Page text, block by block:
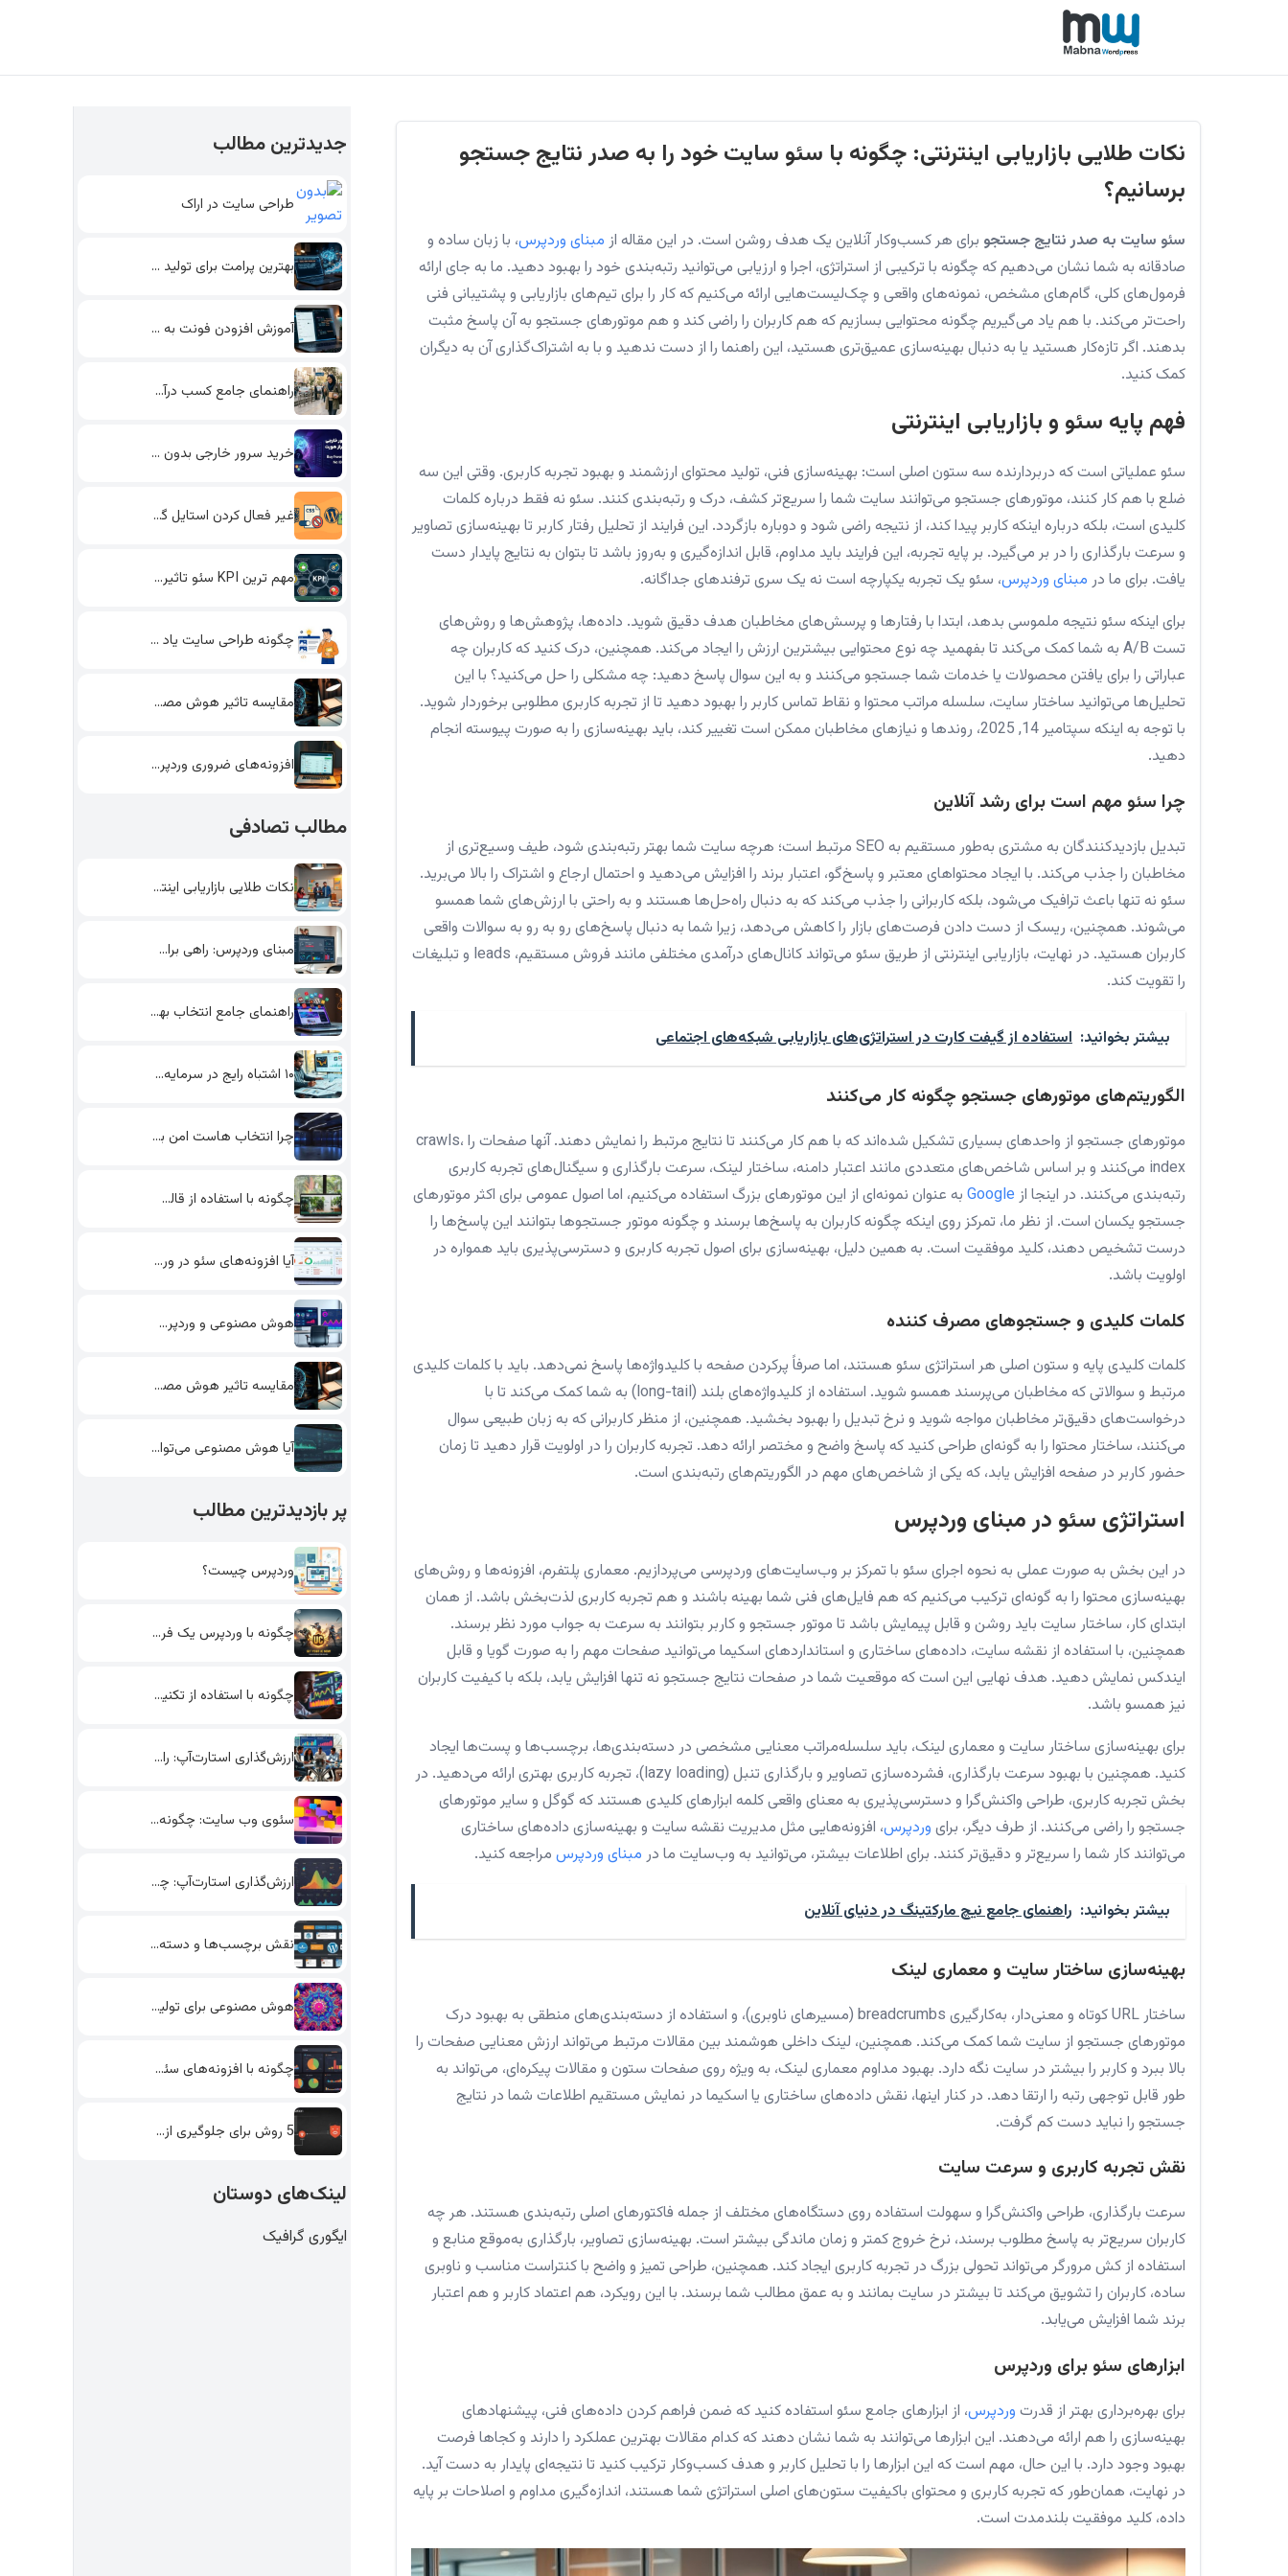
نکات طلایی بازاریابی اینترنتی: چگونه با سئو سایت خود را به صدر نتایج جستجو
برسانیم؟
سئو سایت به صدر نتایج جستجو برای هر کسب‌وکار آنلاین یک هدف روشن است. در این مقاله از مبنای وردپرس، با زبان ساده و
صادقانه به شما نشان می‌دهیم که چگونه با ترکیبی از استراتژی، اجرا و ارزیابی می‌توانید رتبه‌بندی خود را بهبود دهید. ما به جای ارائه
فرمول‌های کلی، گام‌های مشخص، نمونه‌های واقعی و چک‌لیست‌هایی ارائه می‌کنیم که کار را برای تیم‌های بازاریابی و پشتیبانی فنی
راحت‌تر می‌کند. با هم یاد می‌گیریم چگونه محتوایی بسازیم که هم کاربران را راضی کند و هم موتورهای جستجو به آن پاسخ مثبت
بدهند. اگر تازه‌کار هستید یا به دنبال بهینه‌سازی عمیق‌تری هستید، این راهنما را از دست ندهید و با به اشتراک‌گذاری آن به دیگران
کمک کنید.
فهم پایه سئو و بازاریابی اینترنتی
سئو عملیاتی است که دربردارنده سه ستون اصلی است: بهینه‌سازی فنی، تولید محتوای ارزشمند و بهبود تجربه کاربری. وقتی این سه
ضلع با هم کار کنند، موتورهای جستجو می‌توانند سایت شما را سریع‌تر کشف، درک و رتبه‌بندی کنند. سئو نه فقط درباره کلمات
کلیدی است، بلکه درباره اینکه کاربر پیدا کند، از نتیجه راضی شود و دوباره بازگردد. این فرایند از تحلیل رفتار کاربر تا بهینه‌سازی تصاویر
و سرعت بارگذاری را در بر می‌گیرد. بر پایه تجربه، این فرایند باید مداوم، قابل اندازه‌گیری و به‌روز باشد تا بتوان به نتایج پایدار دست
یافت. برای ما در مبنای وردپرس، سئو یک تجربه یکپارچه است نه یک سری ترفند‌های جداگانه.
برای اینکه سئو نتیجه ملموسی بدهد، ابتدا با رفتارها و پرسش‌های مخاطبان هدف دقیق شوید. داده‌ها، پژوهش‌ها و روش‌های
تست A/B به شما کمک می‌کند تا بفهمید چه نوع محتوایی بیشترین ارزش را ایجاد می‌کند. همچنین، درک کنید که کاربران چه
عباراتی را برای یافتن محصولات یا خدمات شما جستجو می‌کنند و به این سوال پاسخ دهید: چه مشکلی را حل می‌کنید؟ با این
تحلیل‌ها می‌توانید ساختار سایت، سلسله مراتب محتوا و نقاط تماس کاربر را بهبود دهید تا از تجربه کاربری مطلوبی برخوردار شوید.
با توجه به اینکه سپتامير 14, 2025، روندها و نیازهای مخاطبان ممکن است تغییر کند، باید بهینه‌سازی را به صورت پیوسته انجام
دهید.
چرا سئو مهم است برای رشد آنلاین
تبدیل بازدیدکنندگان به مشتری به‌طور مستقیم به SEO مرتبط است؛ هرچه سایت شما بهتر رتبه‌بندی شود، طیف وسیع‌تری از
مخاطبان را جذب می‌کند. با ایجاد محتواهای معتبر و پاسخ‌گو، اعتبار برند را افزایش می‌دهید و احتمال ارجاع و اشتراک را بالا می‌برید.
سئو نه تنها باعث ترافیک می‌شود، بلکه کاربرانی را جذب می‌کند که به دنبال راه‌حل‌ها هستند و به راحتی با ارزش‌های شما همسو
می‌شوند. همچنین، ریسک از دست دادن فرصت‌های بازار را کاهش می‌دهد، زیرا شما به دنبال پاسخ‌های رو به رو به سوالات واقعی
کاربران هستید. در نهایت، بازاریابی اینترنتی از طریق سئو می‌تواند کانال‌های درآمدی مختلفی مانند فروش مستقیم، leads و تبلیغات
را تقویت کند.
بیشتر بخوانید: استفاده از گیفت کارت در استراتژی‌های بازاریابی شبکه‌های اجتماعی
الگوریتم‌های موتورهای جستجو چگونه کار می‌کنند
موتورهای جستجو از واحدهای بسیاری تشکیل شده‌اند که با هم کار می‌کنند تا نتایج مرتبط را نمایش دهند. آنها صفحات را crawls،
index می‌کنند و بر اساس شاخص‌های متعددی مانند اعتبار دامنه، ساختار لینک، سرعت بارگذاری و سیگنال‌های تجربه کاربری
رتبه‌بندی می‌کنند. در اینجا از Google به عنوان نمونه‌ای از این موتورهای بزرگ استفاده می‌کنیم، اما اصول عمومی برای اکثر موتورهای
جستجو یکسان است. از نظر ما، تمرکز روی اینکه چگونه کاربران به پاسخ‌ها برسند و چگونه موتور جستجوها بتوانند این پاسخ‌ها را
درست تشخیص دهند، کلید موفقیت است. به همین دلیل، بهینه‌سازی برای اصول تجربه کاربری و دسترسی‌پذیری باید همواره در
اولویت باشد.
کلمات کلیدی و جستجوهای مصرف کننده
کلمات کلیدی پایه و ستون اصلی هر استراتژی سئو هستند، اما صرفاً پرکردن صفحه با کلیدواژه‌ها پاسخ نمی‌دهد. باید با کلمات کلیدی
مرتبط و سوالاتی که مخاطبان می‌پرسند همسو شوید. استفاده از کلیدواژه‌های بلند (long-tail) به شما کمک می‌کند تا با
درخواست‌های دقیق‌تر مخاطبان مواجه شوید و نرخ تبدیل را بهبود بخشید. همچنین، از منظر کاربرانی که به زبان طبیعی سوال
می‌کنند، ساختار محتوا را به گونه‌ای طراحی کنید که پاسخ واضح و مختصر ارائه دهد. تجربه کاربران را در اولویت قرار دهید تا زمان
حضور کاربر در صفحه افزایش یابد، که یکی از شاخص‌های مهم در الگوریتم‌های رتبه‌بندی است.
استراتژی سئو در مبنای وردپرس
در این بخش به صورت عملی به نحوه اجرای سئو با تمرکز بر وب‌سایت‌های وردپرسی می‌پردازیم. معماری پلتفرم، افزونه‌ها و روش‌های
بهینه‌سازی محتوا را به گونه‌ای ترکیب می‌کنیم که هم فایل‌های فنی شما بهینه باشند و هم تجربه کاربری لذت‌بخش باشد. از همان
ابتدای کار، ساختار سایت باید روشن و قابل پیمایش باشد تا موتور جستجو و کاربر بتوانند به سرعت به جواب مورد نظر برسند.
همچنین، با استفاده از نقشه سایت، داده‌های ساختاری و استانداردهای اسکیما می‌توانید صفحات مهم را به صورت گویا و قابل
ایندکس نمایش دهید. هدف نهایی این است که موقعیت شما در صفحات نتایج جستجو نه تنها افزایش یابد، بلکه با کیفیت کاربران
نیز همسو باشد.
برای بهینه‌سازی ساختار سایت و معماری لینک، باید سلسله‌مراتب معنایی مشخصی در دسته‌بندی‌ها، برچسب‌ها و پست‌ها ایجاد
کنید. همچنین با بهبود سرعت بارگذاری، فشرده‌سازی تصاویر و بارگذاری تنبل (lazy loading)، تجربه کاربری بهتری ارائه می‌دهید. در
بخش تجربه کاربری، طراحی واکنش‌گرا و دسترسی‌پذیری به معنای واقعی کلمه ابزارهای کلیدی هستند که گوگل و سایر موتورهای
جستجو را راضی می‌کنند. از طرف دیگر، برای وردپرس، افزونه‌هایی مثل مدیریت نقشه سایت و بهینه‌سازی داده‌های ساختاری
می‌توانند کار شما را سریع‌تر و دقیق‌تر کنند. برای اطلاعات بیشتر، می‌توانید به وب‌سایت ما در مبنای وردپرس مراجعه کنید.
بیشتر بخوانید: راهنمای جامع نیچ مارکتینگ در دنیای آنلاین
بهینه‌سازی ساختار سایت و معماری لینک
ساختار URL کوتاه و معنی‌دار، به‌کارگیری breadcrumbs (مسیرهای ناوبری)، و استفاده از دسته‌بندی‌های منطقی به بهبود درک
موتورهای جستجو از سایت شما کمک می‌کند. همچنین، لینک داخلی هوشمند بین مقالات مرتبط می‌تواند ارزش معنایی صفحات را
بالا ببرد و کاربر را بیشتر در سایت نگه دارد. بهبود مداوم معماری لینک، به ویژه روی صفحات ستون و مقالات پیکره‌ای، می‌تواند به
طور قابل توجهی رتبه را ارتقا دهد. در کنار اینها، نقش داده‌های ساختاری یا اسکیما در نمایش مستقیم اطلاعات شما در نتایج
جستجو را نباید دست کم گرفت.
نقش تجربه کاربری و سرعت سایت
سرعت بارگذاری، طراحی واکنش‌گرا و سهولت استفاده روی دستگاه‌های مختلف از جمله فاکتورهای اصلی رتبه‌بندی هستند. هر چه
کاربران سریع‌تر به پاسخ مطلوب برسند، نرخ خروج کمتر و زمان ماندگی بیشتر است. بهینه‌سازی تصاویر، بارگذاری به‌موقع منابع و
استفاده از کش مرورگر می‌تواند تحولی بزرگ در تجربه کاربری ایجاد کند. همچنین، طراحی تمیز و واضح با کنتراست مناسب و ناوبری
ساده، کاربران را تشویق می‌کند تا بیشتر در سایت بمانند و به عمق مطالب شما برسند. با این رویکرد، هم اعتماد کاربر و هم اعتبار
برند شما افزایش می‌یابد.
ابزارهای سئو برای وردپرس
برای بهره‌برداری بهتر از قدرت وردپرس، از ابزارهای جامع سئو استفاده کنید که ضمن فراهم کردن داده‌های فنی، پیشنهادهای
بهینه‌سازی را هم ارائه می‌دهند. این ابزارها می‌توانند به شما نشان دهند که کدام مقالات بهترین عملکرد را دارند و کجاها فرصت
بهبود وجود دارد. با این حال، مهم است که این ابزارها را با تحلیل کاربر و هدف کسب‌وکار ترکیب کنید تا نتیجه‌ای پایدار به دست آید.
در نهایت، همان‌طور که تجربه کاربری و محتوای باکیفیت ستون‌های اصلی استراتژی شما هستند، اندازه‌گیری مداوم و اصلاحات بر پایه
داده، کلید موفقیت بلندمدت است.
جدیدترین مطالب
طراحی سایت در اراک
بهترین پرامت برای تولید محتوای…
آموزش افزودن فونت به وردپرس…
راهنمای جامع کسب درآمد پاره…
خرید سرور خارجی بدون احراز…
غیر فعال کردن استایل گوتنبرگ…
مهم ترین KPI سئو تاثیرگذار…
چگونه طراحی سایت یاد بگیریم؟…
مقایسه تاثیر هوش مصنوعی و…
افزونه‌های ضروری وردپرس: انتخاب بهترین‌ها…
مطالب تصادفی
نکات طلایی بازاریابی اینترنتی: چگونه…
مبنای وردپرس: راهی برای افزایش…
راهنمای جامع انتخاب بهترین پلاگین‌های…
۱۰ اشتباه رایج در سرمایه‌گذاری…
چرا انتخاب هاست امن برای…
چگونه با استفاده از قالب‌های…
آیا افزونه‌های سئو در وردپرس…
هوش مصنوعی و وردپرس: چگونه…
مقایسه تاثیر هوش مصنوعی و…
آیا هوش مصنوعی می‌تواند به…
پر بازدیدترین مطالب
وردپرس چیست؟
چگونه با وردپرس یک فروشگاه…
چگونه با استفاده از تکنیک‌های…
ارزش‌گذاری استارت‌آپ: راهکارهای جذب سرمایه‌گذار
سئوی وب سایت: چگونه با…
ارزش‌گذاری استارت‌آپ: چگونه از داده‌های…
نقش برچسب‌ها و دسته‌بندی‌ها در…
هوش مصنوعی برای تولید محتوا:…
چگونه با افزونه‌های سئو در…
5 روش برای جلوگیری از…
لینک‌های دوستان
ایگوری گرافیک